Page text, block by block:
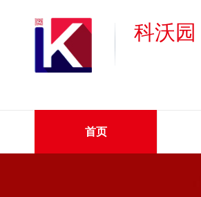
科沃园
首页